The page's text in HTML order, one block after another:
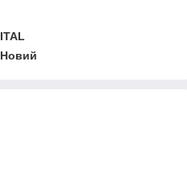
ITAL
Новий